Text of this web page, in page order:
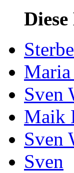
Sven
Maik
Sven
Sven